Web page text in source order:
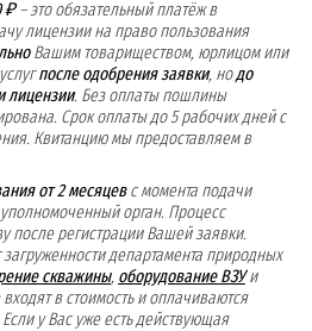
₽– это обязательный платёж в
лицензии на право пользования
Вашим товариществом, юрлицом или
после одобрения заявки, нодо
лицензии. Без оплаты пошлины
Срок оплаты до 5 рабочих дней с
Квитанцию мы предоставляем в
от 2 месяцевс момента подачи
орган. Процесс
после регистрации Вашей заявки.
департамента природных
скважины, оборудование ВЗУи
в стоимость и оплачиваются
у Вас уже есть действующая